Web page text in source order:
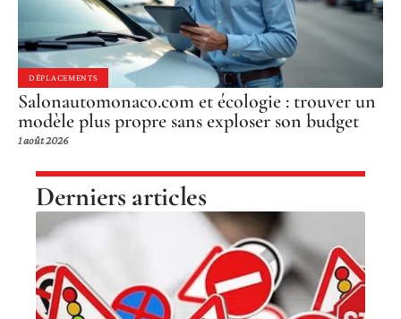
DÉPLACEMENTS
Salonautomonaco.com et écologie : trouver un
modèle plus propre sans exploser son budget
1 août 2026
Derniers articles